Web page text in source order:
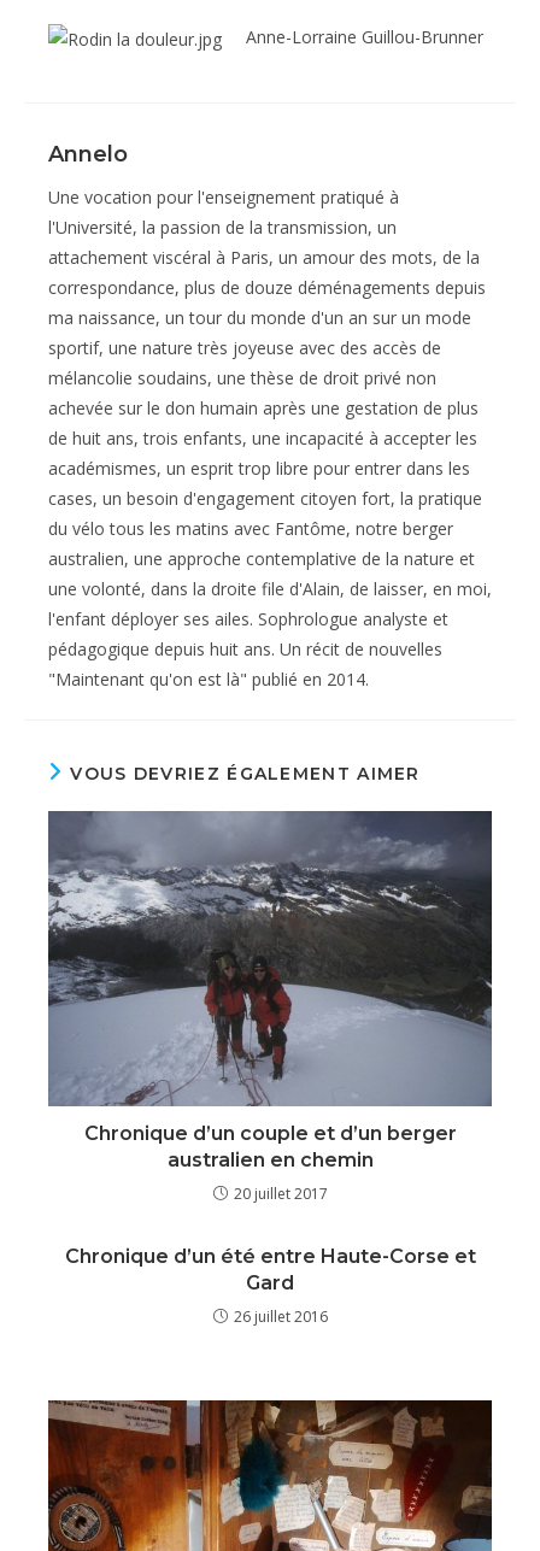
Anne-Lorraine Guillou-Brunner
Annelo
Une vocation pour l'enseignement pratiqué à
l'Université, la passion de la transmission, un
attachement viscéral à Paris, un amour des mots, de la
correspondance, plus de douze déménagements depuis
ma naissance, un tour du monde d'un an sur un mode
sportif, une nature très joyeuse avec des accès de
mélancolie soudains, une thèse de droit privé non
achevée sur le don humain après une gestation de plus
de huit ans, trois enfants, une incapacité à accepter les
académismes, un esprit trop libre pour entrer dans les
cases, un besoin d'engagement citoyen fort, la pratique
du vélo tous les matins avec Fantôme, notre berger
australien, une approche contemplative de la nature et
une volonté, dans la droite file d'Alain, de laisser, en moi,
l'enfant déployer ses ailes. Sophrologue analyste et
pédagogique depuis huit ans. Un récit de nouvelles
"Maintenant qu'on est là" publié en 2014.
VOUS DEVRIEZ ÉGALEMENT AIMER
Chronique d’un couple et d’un berger
australien en chemin
20 juillet 2017
Chronique d’un été entre Haute-Corse et
Gard
26 juillet 2016